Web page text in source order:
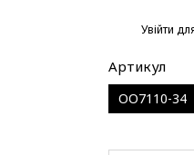
Увійти
Артикул
OO7110-34